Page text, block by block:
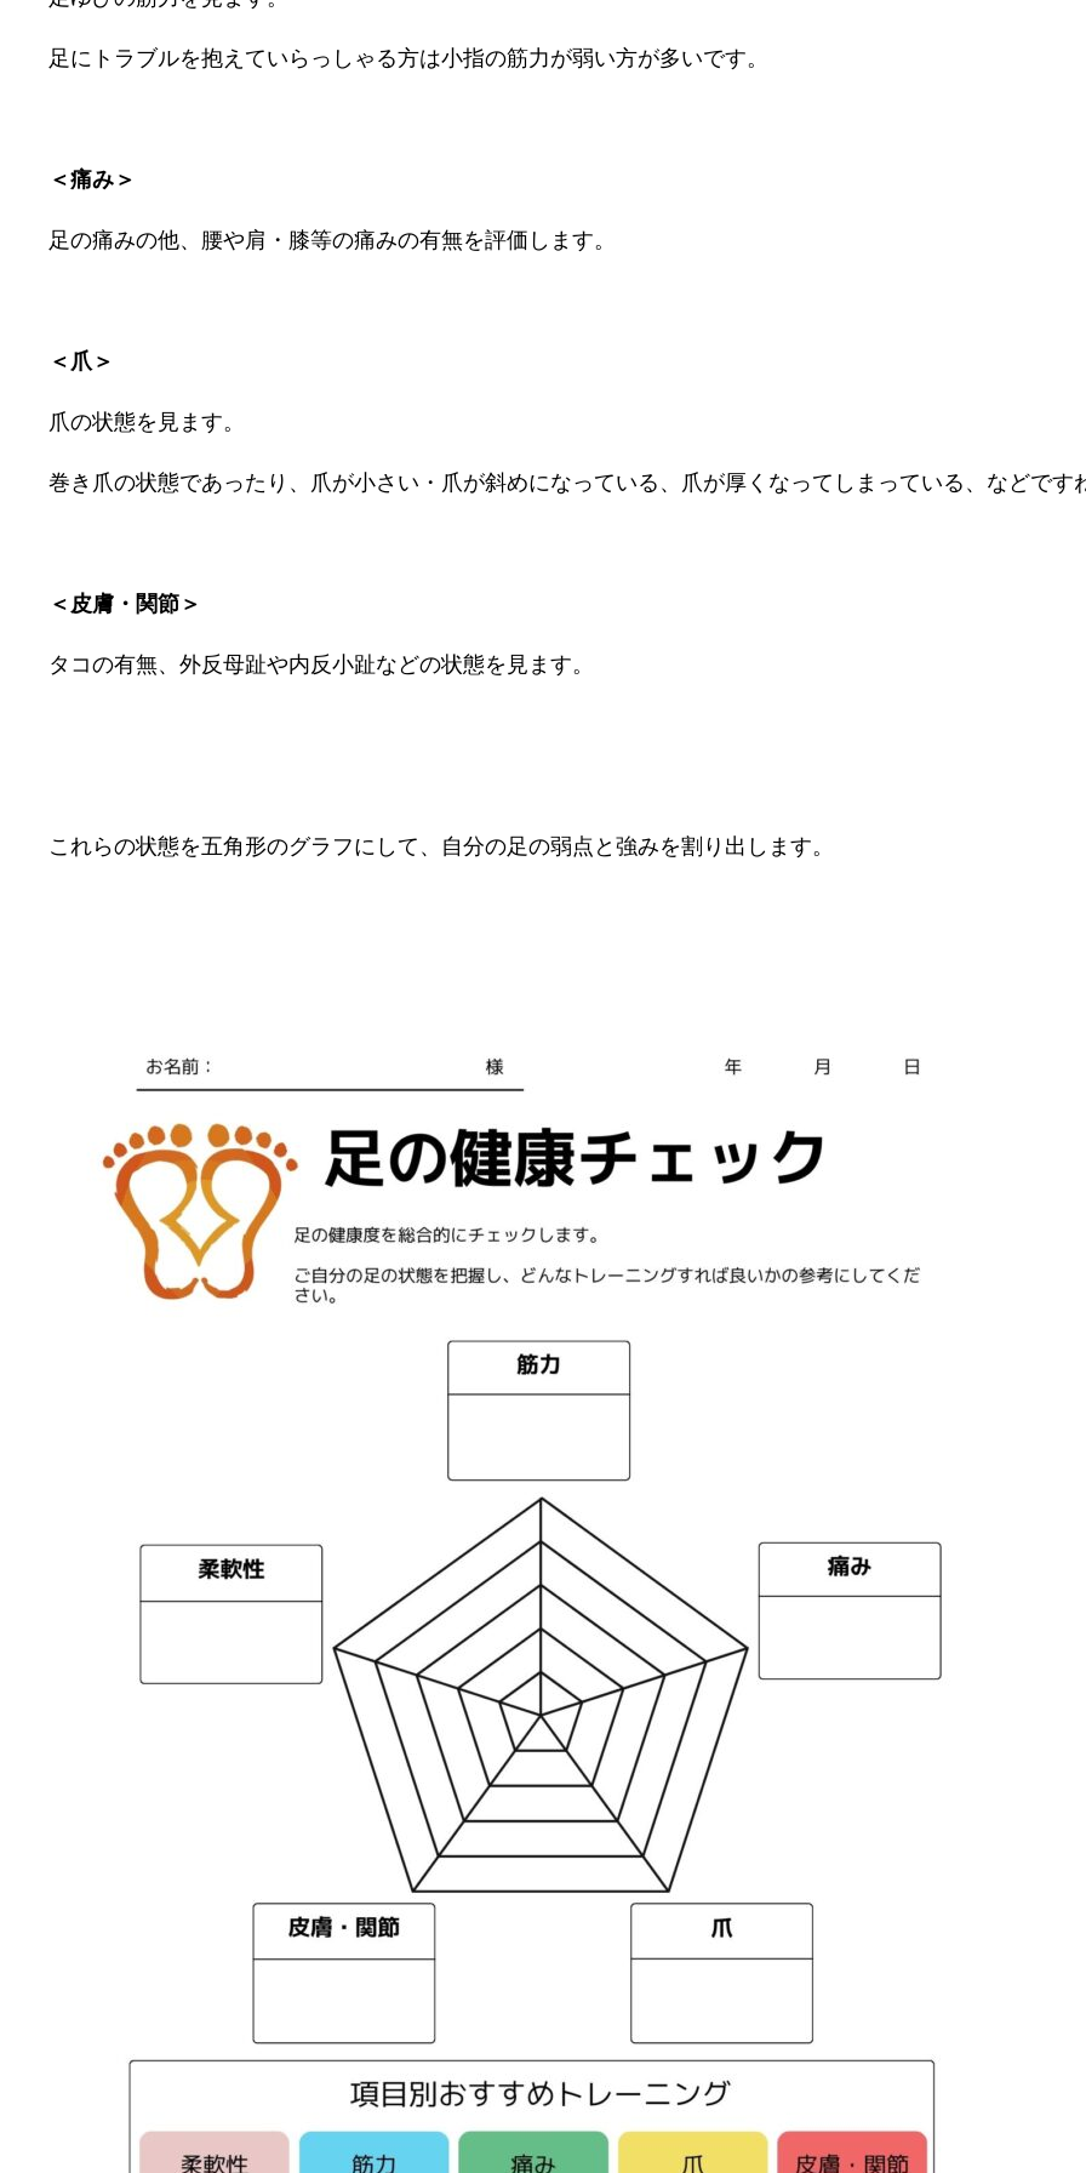
足にトラブルを抱えていらっしゃる方は小指の筋力が弱い方が多いです。
＜痛み＞
足の痛みの他、腰や肩・膝等の痛みの有無を評価します。
＜爪＞
爪の状態を見ます。
巻き爪の状態であったり、爪が小さい・爪が斜めになっている、爪が厚くなってしまっている、などです
＜皮膚・関節＞
タコの有無、外反母趾や内反小趾などの状態を見ます。
これらの状態を五角形のグラフにして、自分の足の弱点と強みを割り出します。